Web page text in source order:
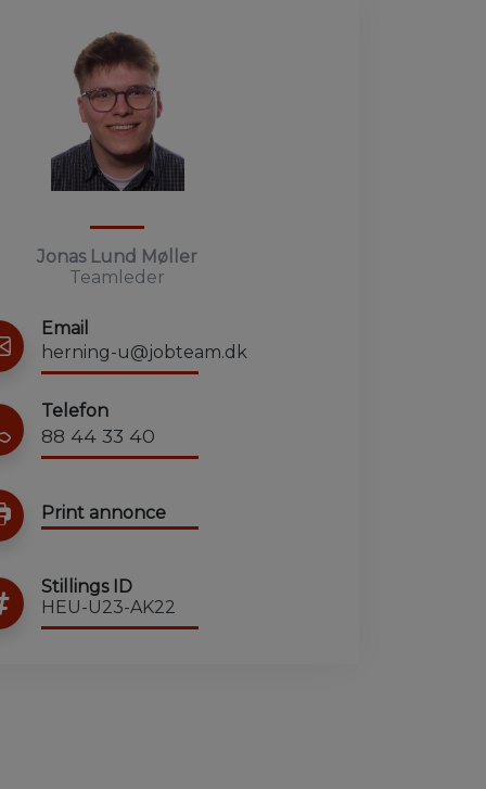
Jonas Lund Møller
Teamleder
Email
herning-u@jobteam.dk
Telefon
88 44 33 40
Print annonce
Stillings ID
HEU-U23-AK22